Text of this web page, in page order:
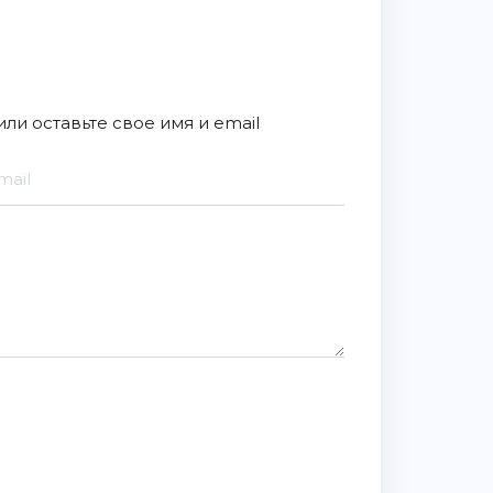
оставьте свое имя и email